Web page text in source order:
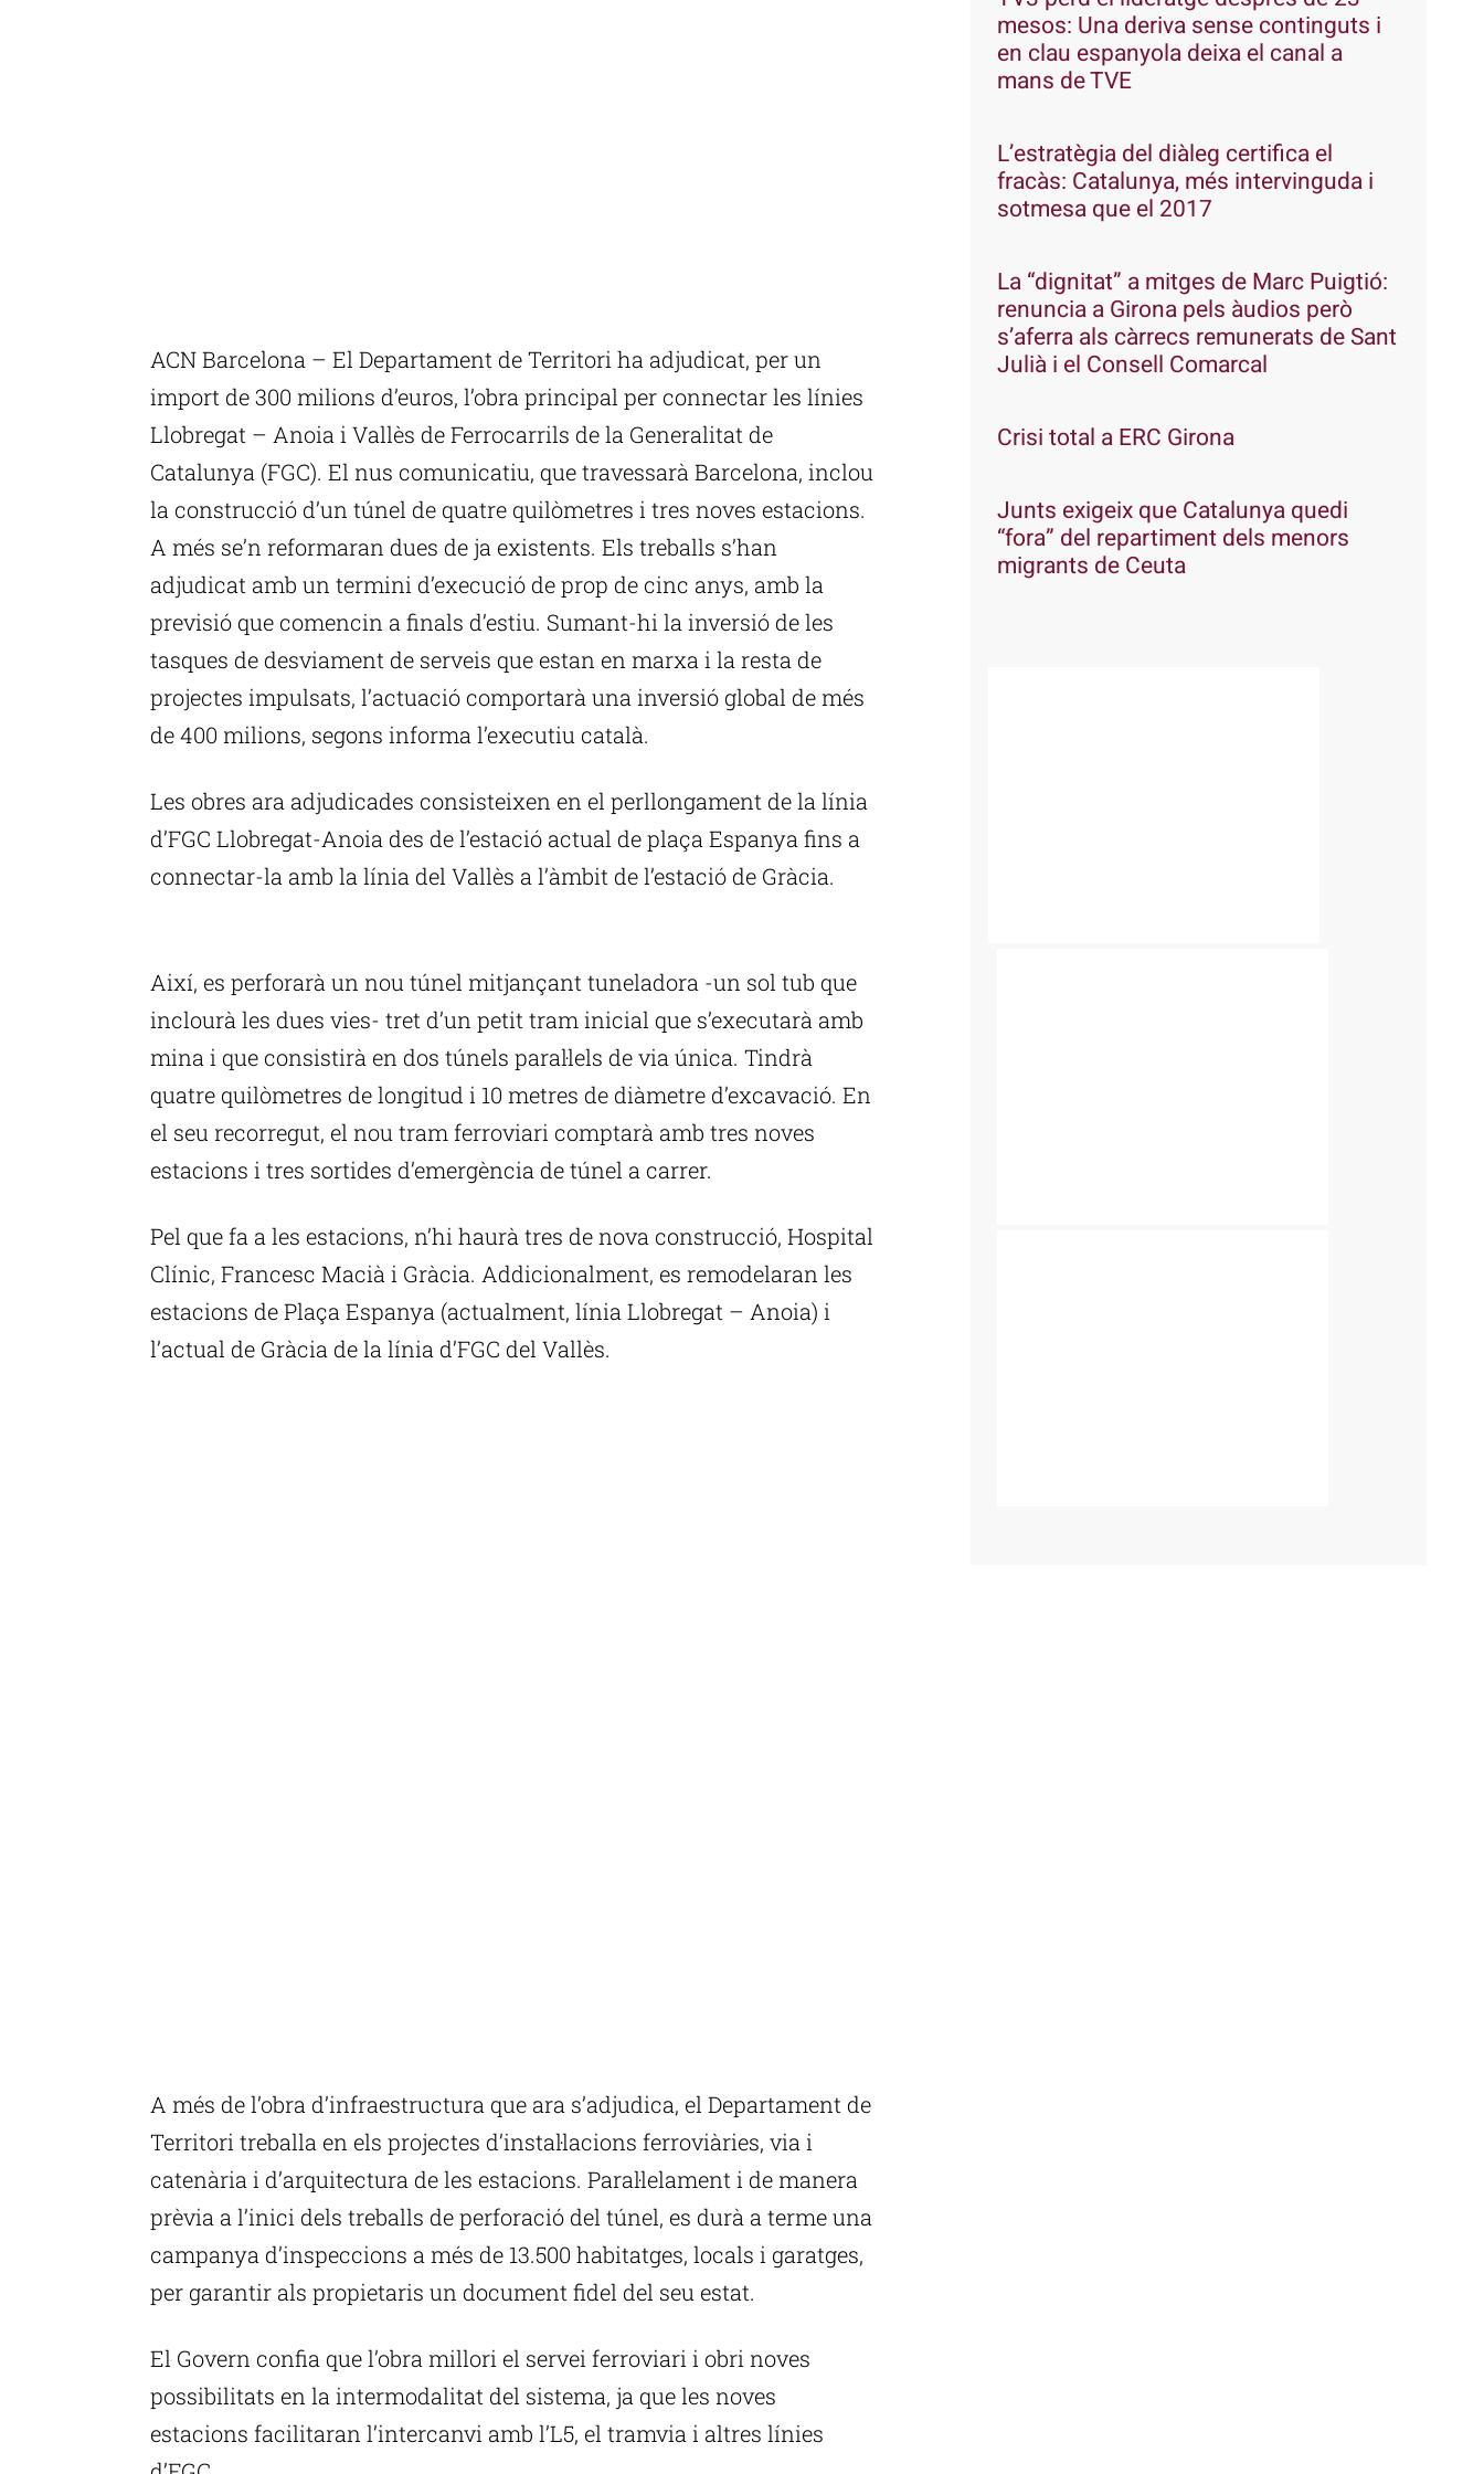
ACN Barcelona – El Departament de Territori ha adjudicat, per un
import de 300 milions d’euros, l’obra principal per connectar les línies
Llobregat – Anoia i Vallès de Ferrocarrils de la Generalitat de
Catalunya (FGC). El nus comunicatiu, que travessarà Barcelona, inclou
la construcció d’un túnel de quatre quilòmetres i tres noves estacions.
A més se’n reformaran dues de ja existents. Els treballs s’han
adjudicat amb un termini d’execució de prop de cinc anys, amb la
previsió que comencin a finals d’estiu. Sumant-hi la inversió de les
tasques de desviament de serveis que estan en marxa i la resta de
projectes impulsats, l’actuació comportarà una inversió global de més
de 400 milions, segons informa l’executiu català.
Les obres ara adjudicades consisteixen en el perllongament de la línia
d’FGC Llobregat-Anoia des de l’estació actual de plaça Espanya fins a
connectar-la amb la línia del Vallès a l’àmbit de l’estació de Gràcia.
Així, es perforarà un nou túnel mitjançant tuneladora -un sol tub que
inclourà les dues vies- tret d’un petit tram inicial que s’executarà amb
mina i que consistirà en dos túnels paral·lels de via única. Tindrà
quatre quilòmetres de longitud i 10 metres de diàmetre d’excavació. En
el seu recorregut, el nou tram ferroviari comptarà amb tres noves
estacions i tres sortides d’emergència de túnel a carrer.
Pel que fa a les estacions, n’hi haurà tres de nova construcció, Hospital
Clínic, Francesc Macià i Gràcia. Addicionalment, es remodelaran les
estacions de Plaça Espanya (actualment, línia Llobregat – Anoia) i
l’actual de Gràcia de la línia d’FGC del Vallès.
A més de l’obra d’infraestructura que ara s’adjudica, el Departament de
Territori treballa en els projectes d’instal·lacions ferroviàries, via i
catenària i d’arquitectura de les estacions. Paral·lelament i de manera
prèvia a l’inici dels treballs de perforació del túnel, es durà a terme una
campanya d’inspeccions a més de 13.500 habitatges, locals i garatges,
per garantir als propietaris un document fidel del seu estat.
El Govern confia que l’obra millori el servei ferroviari i obri noves
possibilitats en la intermodalitat del sistema, ja que les noves
estacions facilitaran l’intercanvi amb l’L5, el tramvia i altres línies
mesos: Una deriva sense continguts i
en clau espanyola deixa el canal a
mans de TVE
L’estratègia del diàleg certifica el
fracàs: Catalunya, més intervinguda i
sotmesa que el 2017
La “dignitat” a mitges de Marc Puigtió:
renuncia a Girona pels àudios però
s’aferra als càrrecs remunerats de Sant
Julià i el Consell Comarcal
Crisi total a ERC Girona
Junts exigeix que Catalunya quedi
“fora” del repartiment dels menors
migrants de Ceuta